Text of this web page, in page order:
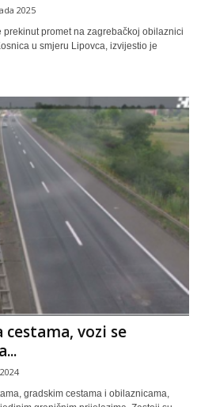
2025
promet na zagrebačkoj obilaznici
u smjeru Lipovca, izvijestio je
cestama, vozi se
gradskim cestama i obilaznicama,